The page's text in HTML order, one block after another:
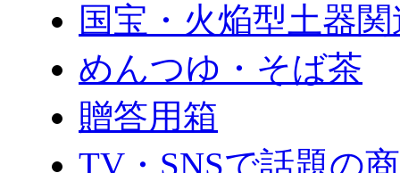
国宝・火焔型土器
めんつゆ・そば茶
贈答用箱
TV・SNSで話題の